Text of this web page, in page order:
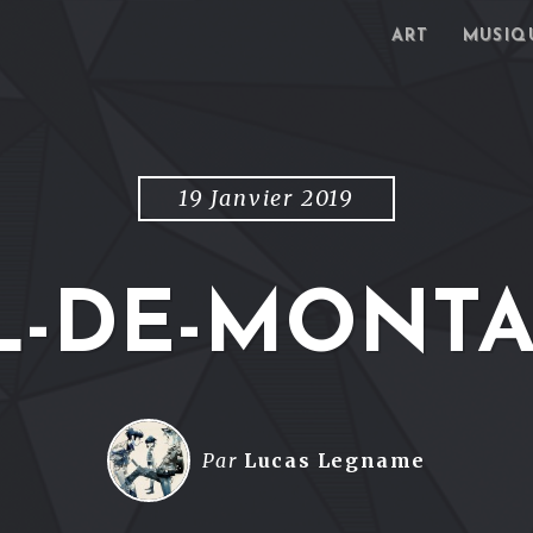
ART
19 Janvier 2019
DE-
Par Lucas Legname